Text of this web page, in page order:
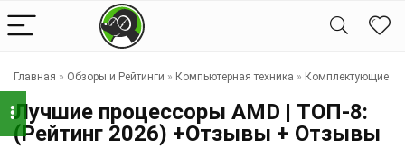
Главная » Обзоры и Рейтинги » Компьютерная техника » Комплектующие
Лучшие процессоры AMD | ТОП-8:
(Рейтинг 2026) +Отзывы + Отзывы